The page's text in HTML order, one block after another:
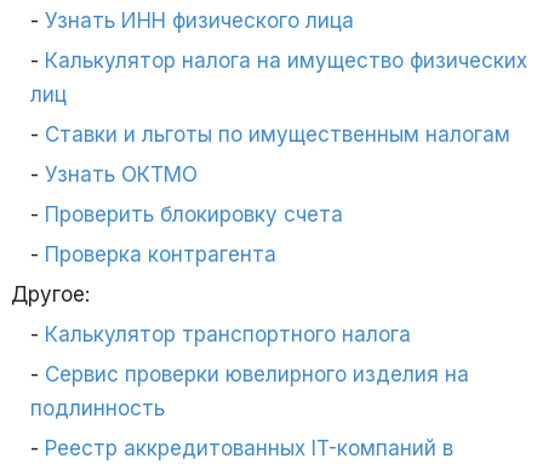
Узнать ИНН физического лица
Калькулятор налога на имущество физических
лиц
Ставки и льготы по имущественным налогам
Узнать ОКТМО
Проверить блокировку счета
Проверка контрагента
Другое:
Калькулятор транспортного налога
Сервис проверки ювелирного изделия на
подлинность
Реестр аккредитованных IT-компаний в